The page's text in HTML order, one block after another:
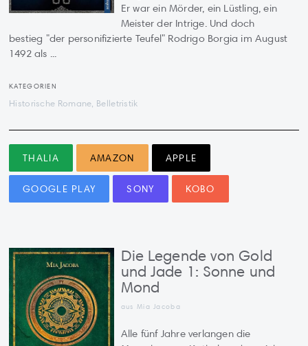
Er war ein Mörder, ein Lüstling, ein
Meister der Intrige. Und doch
bestieg "der personifizierte Teufel" Rodrigo Borgia im August
1492 als ...
KATEGORIEN
Historische Romane, Belletristik
THALIA AMAZON APPLE
GOOGLE PLAY SONY KOBO
Die Legende von Gold
und Jade 1: Sonne und
Mond
aus Mia Jacoba
Alle fünf Jahre verlangen die